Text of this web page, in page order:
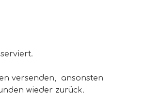
versenden, ansonsten
wieder zurück.